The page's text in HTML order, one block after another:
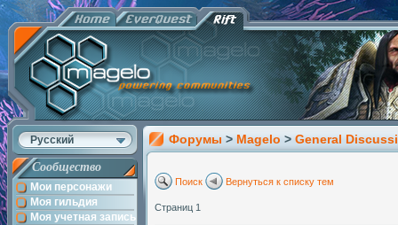
Русский
Сообщество
Мои персонажи
Моя гильдия
Моя учетная запись
Форумы > Magelo > General
Поиск Вернуться к списку тем
Страниц 1